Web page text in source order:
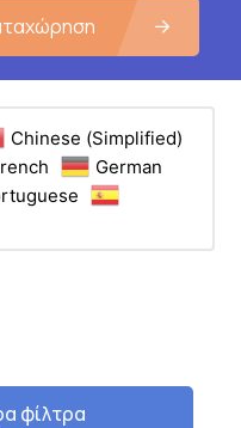
Chinese (Simplified)
German
φίλτρα